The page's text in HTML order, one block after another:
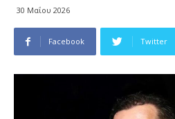
30 Μαΐου 2026
Facebook Twitter